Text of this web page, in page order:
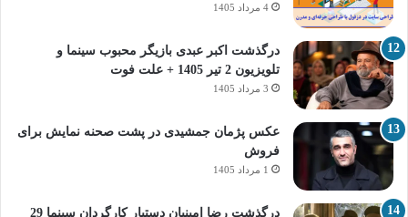
4 مرداد 1405
درگذشت اکبر عبدی بازیگر محبوب سینما و
تلویزیون 2 تیر 1405 + علت فوت
3 مرداد 1405
عکس پژمان جمشیدی در پشت صحنه نمایش برای
فروش
1 مرداد 1405
درگذشت رضا امینیان دستیار کارگردان سینما 29